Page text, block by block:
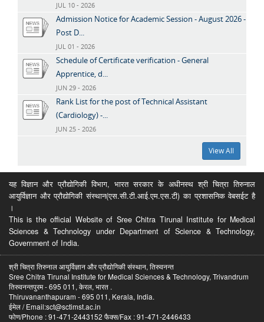
JUL 10 - 2026
Admission Notice for Academic Session - August 2026 -
Post D...
JUL 01 - 2026
Schedule of Certificate verification - General
Apprentice, d...
JUN 29 - 2026
Rank List for the post of Technical Assistant
(Cardiology) -...
JUN 25 - 2026
View All
यह विज्ञान और प्रौद्योगिकी विभाग, भारत सरकार के अधीनस्थ श्री चित्रा तिरुनाल
आयुर्विज्ञान और प्रौद्योगिकी संस्थान(एस.सी.टी.आई.एम.एस.टी) का प्रशासनिक वेबसईट है
।
This is the official Website of Sree Chitra Tirunal Institute for Medical
Sciences & Technology under Department of Science & Technology,
Government of India.
श्री चित्रा तिरुनाल आयुर्विज्ञान और प्रौद्योगिकी संस्थान, तिरुवनन्त
Sree Chitra Tirunal Institute for Medical Sciences & Technology, Trivandrum
तिरुवनन्तपुरम - 695 011, केरल, भारत .
Thiruvananthapuram - 695 011, Kerala, India.
ईमेल / Email:sct@sctimst.ac.in
फोण/Phone : 91-471-2443152 फैक्स/Fax : 91-471-2446433